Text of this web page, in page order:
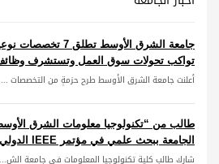
جامعة الشرق الأوسط تطلق 7
تواكب تحولات سوق العمل وتستشرف
أعلنت جامعة الشرق الأوسط طرح حزمةٍ من التخصصات ...
طالب من “تكنولوجيا معلومات الشرق
الجامعة ببحث علمي في مؤتمر IEEE الدولي
شارك طالب كلية تكنولوجيا المعلومات في جامعة الش...